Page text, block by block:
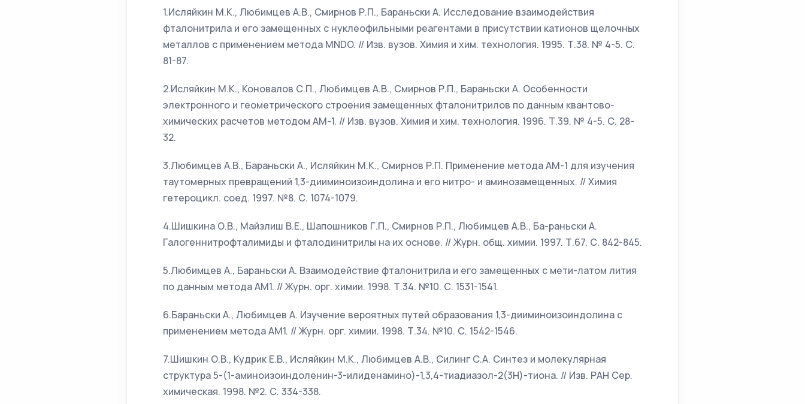
1.Исляйкин М.К., Любимцев А.В., Смирнов Р.П., Бараньски А. Исследование взаимодействия
фталонитрила и его замещенных с нуклеофильными реагентами в присутствии катионов щелочных
металлов с применением метода MNDO. // Изв. вузов. Химия и хим. технология. 1995. Т.38. № 4-5. С.
81-87.
2.Исляйкин М.К., Коновалов С.П., Любимцев А.В., Смирнов Р.П., Бараньски А. Особенности
электронного и геометрического строения замещенных фталонитрилов по данным квантово-
химических расчетов методом АМ-1. // Изв. вузов. Химия и хим. технология. 1996. Т.39. № 4-5. С. 28-
32.
3.Любимцев А.В., Бараньски А., Исляйкин М.К., Смирнов Р.П. Применение метода АМ-1 для изучения
таутомерных превращений 1,3-дииминоизоиндолина и его нитро- и аминозамещенных. // Химия
гетероцикл. соед. 1997. №8. С. 1074-1079.
4.Шишкина О.В., Майзлиш В.Е., Шапошников Г.П., Смирнов Р.П., Любимцев А.В., Ба-раньски А.
Галогеннитрофталимиды и фталодинитрилы на их основе. // Журн. общ. химии. 1997. Т.67. С. 842-845.
5.Любимцев А., Бараньски А. Взаимодействие фталонитрила и его замещенных с мети-латом лития
по данным метода АМ1. // Журн. орг. химии. 1998. Т.34. №10. С. 1531-1541.
6.Бараньски А., Любимцев А. Изучение вероятных путей образования 1,3-дииминоизоиндолина с
применением метода АМ1. // Журн. орг. химии. 1998. Т.34. №10. С. 1542-1546.
7.Шишкин О.В., Кудрик Е.В., Исляйкин М.К., Любимцев А.В., Силинг С.А. Синтез и молекулярная
структура 5-(1-аминоизоиндоленин-3-илиденамино)-1,3,4-тиадиазол-2(3Н)-тиона. // Изв. РАН Сер.
химическая. 1998. №2. С. 334-338.